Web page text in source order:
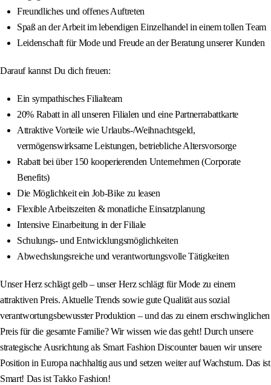
Freundliches und offenes Auftreten
Spaß an der Arbeit im lebendigen Einzelhandel in einem tollen Team
Leidenschaft für Mode und Freude an der Beratung unserer Kunden
Darauf kannst Du dich freuen:
Ein sympathisches Filialteam
20% Rabatt in all unseren Filialen und eine Partnerrabattkarte
Attraktive Vorteile wie Urlaubs-/Weihnachtsgeld,
vermögenswirksame Leistungen, betriebliche Altersvorsorge
Rabatt bei über 150 kooperierenden Unternehmen (Corporate
Benefits)
Die Möglichkeit ein Job-Bike zu leasen
Flexible Arbeitszeiten & monatliche Einsatzplanung
Intensive Einarbeitung in der Filiale
Schulungs- und Entwicklungsmöglichkeiten
Abwechslungsreiche und verantwortungsvolle Tätigkeiten
Unser Herz schlägt gelb – unser Herz schlägt für Mode zu einem
attraktiven Preis. Aktuelle Trends sowie gute Qualität aus sozial
verantwortungsbewusster Produktion – und das zu einem erschwinglichen
Preis für die gesamte Familie? Wir wissen wie das geht! Durch unsere
strategische Ausrichtung als Smart Fashion Discounter bauen wir unsere
Position in Europa nachhaltig aus und setzen weiter auf Wachstum. Das ist
Smart! Das ist Takko Fashion!